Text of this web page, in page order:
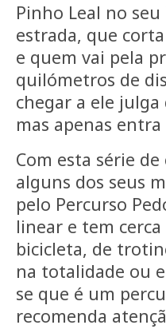
Pinho Leal no
estrada, que
e quem vai pela
quilómetros de
chegar a ele
mas apenas
Com esta série
alguns dos seus
pelo Percurso
linear e tem
bicicleta, de
na totalidade ou
se que é um
recomenda